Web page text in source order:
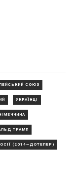
СОЮЗ
УКРАЇНЦІ
ТРАМП
(2014—ДОТЕПЕР)